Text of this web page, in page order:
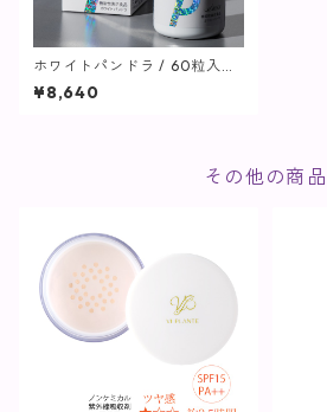
ホワイトパンドラ / 60粒入
【機能性表示食品】
¥8,640
その他の商品